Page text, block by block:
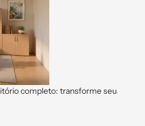
completo: transforme seu